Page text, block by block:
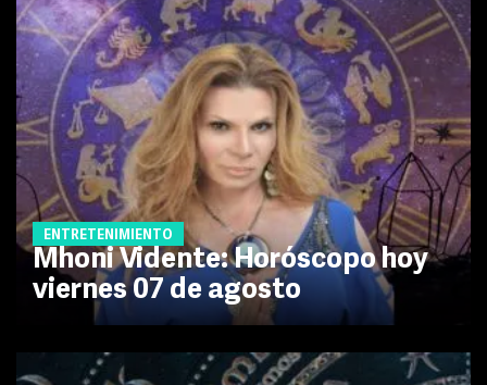
ENTRETENIMIENTO
Mhoni Vidente: Horóscopo hoy
viernes 07 de agosto